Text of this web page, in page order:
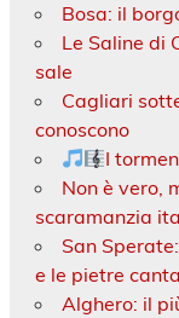
Bosa: il
Le Saline di
sale
Cagliari
conoscono
I
Non è vero,
scaramanzia
San
e le pietre
Alghero: il